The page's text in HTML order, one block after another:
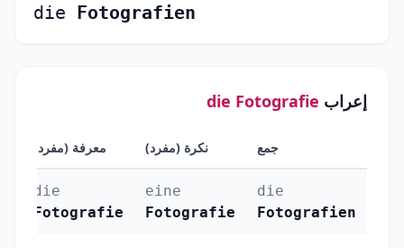
die Fotografien
إعراب die Fotografie
معرفة (مفرد) نكرة (مفرد) جمع
die
Fotografie
eine
Fotografie
die
Fotografien